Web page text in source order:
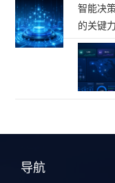
智能决
的关键
导航